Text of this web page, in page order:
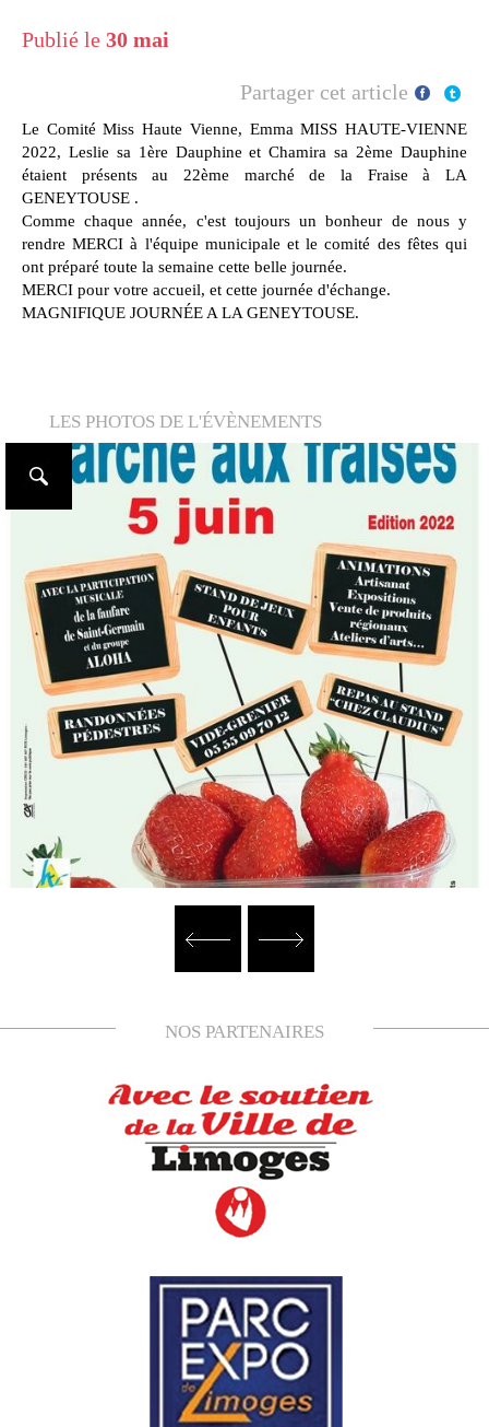
Publié le 30 mai
Partager cet article
Le Comité Miss Haute Vienne, Emma MISS HAUTE-VIENNE
2022, Leslie sa 1ère Dauphine et Chamira sa 2ème Dauphine
étaient présents au 22ème marché de la Fraise à LA
GENEYTOUSE .
Comme chaque année, c'est toujours un bonheur de nous y
rendre MERCI à l'équipe municipale et le comité des fêtes qui
ont préparé toute la semaine cette belle journée.
MERCI pour votre accueil, et cette journée d'échange.
MAGNIFIQUE JOURNÉE A LA GENEYTOUSE.
LES PHOTOS DE L'ÉVÈNEMENTS
NOS PARTENAIRES